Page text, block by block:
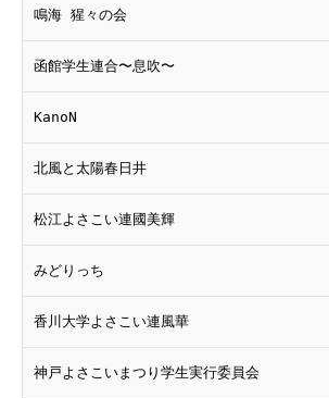
鳴海 猩々の会
函館学生連合〜息吹〜
KanoN
北風と太陽春日井
松江よさこい連國美輝
みどりっち
香川大学よさこい連風華
神戸よさこいまつり学生実行委員会